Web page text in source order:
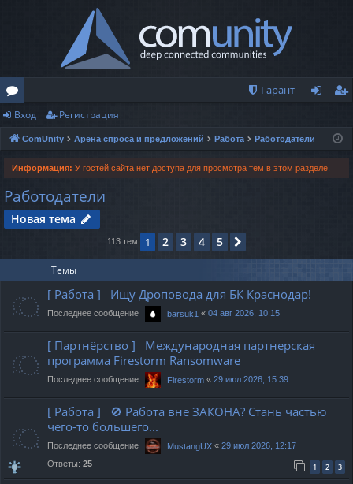
о
ру
м
ы
Гарант
ис
Вход Регистрация
ComUnity Арена спроса и предложений Работа Работодатели
Информация: У гостей сайта нет доступа для просмотра тем в этом разделе.
Работодатели
Новая тема
113 тем 1 2 3 4 5
Темы
[ Работа ] Ищу Дроповода для БК Краснодар!
Последнее сообщение barsuk1 « 04 авг 2026, 10:15
[ Партнёрство ] Международная партнерская
программа Firestorm Ransomware
Последнее сообщение Firestorm « 29 июл 2026, 15:39
[ Работа ] 🚫 Работа вне ЗАКОНА? Стань частью
чего-то большего...
Последнее сообщение MustangUX « 29 июл 2026, 12:17
Ответы: 25 1 2 3